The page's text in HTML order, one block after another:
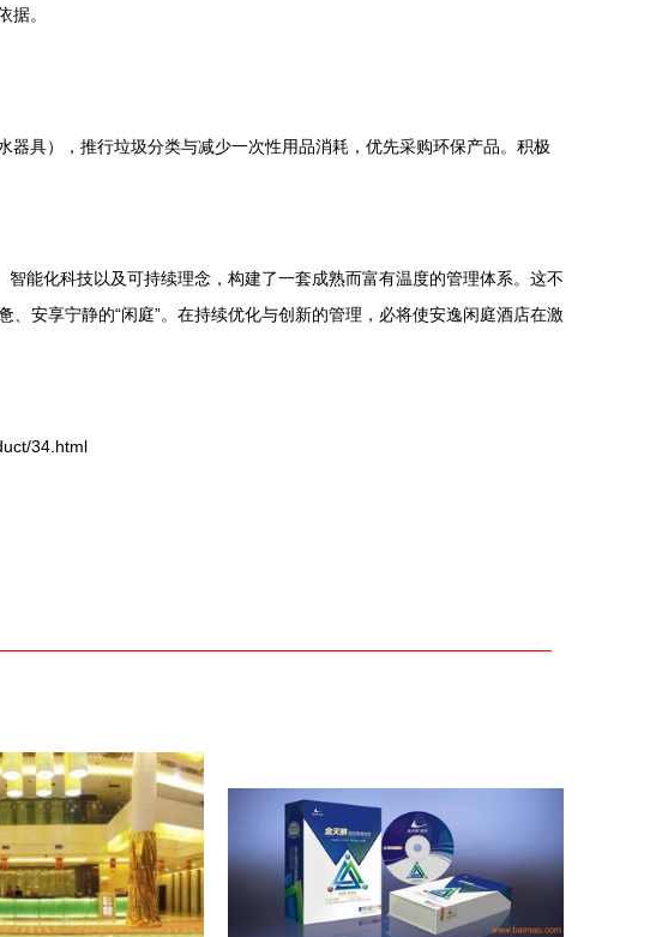
据。
具），推行垃圾分类与减少一次性用品消耗，优先采购环保产品。积极
能化科技以及可持续理念，构建了一套成熟而富有温度的管理体系。这不
安享宁静的“闲庭”。在持续优化与创新的管理，必将使安逸闲庭酒店在激
34.html